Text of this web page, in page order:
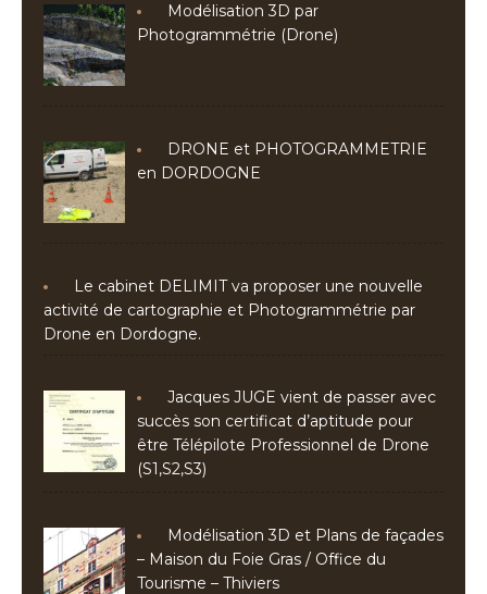
Modélisation 3D par
Photogrammétrie (Drone)
DRONE et PHOTOGRAMMETRIE
en DORDOGNE
Le cabinet DELIMIT va proposer une nouvelle
activité de cartographie et Photogrammétrie par
Drone en Dordogne.
Jacques JUGE vient de passer avec
succès son certificat d’aptitude pour
être Télépilote Professionnel de Drone
(S1,S2,S3)
Modélisation 3D et Plans de façades
– Maison du Foie Gras / Office du
Tourisme – Thiviers